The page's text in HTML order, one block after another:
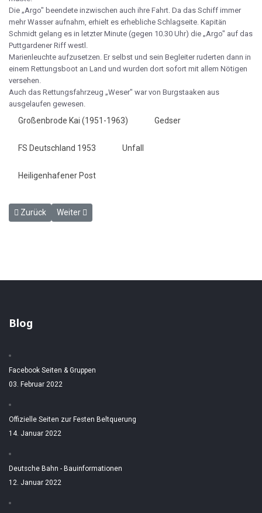
Die „Argo" beendete inzwischen auch ihre Fahrt. Da das Schiff immer
mehr Wasser aufnahm, erhielt es erhebliche Schlagseite. Kapitän
Schmidt gelang es in letzter Minute (gegen 10.30 Uhr) die „Argo" auf das
Puttgardener Riff westl.
Marienleuchte aufzusetzen. Er selbst und sein Begleiter ruderten dann in
einem Rettungsboot an Land und wurden dort sofort mit allem Nötigen
versehen.
Auch das Rettungsfahrzeug „Weser" war von Burgstaaken aus
ausgelaufen gewesen.
Großenbrode Kai (1951-1963) Gedser
FS Deutschland 1953 Unfall
Heiligenhafener Post
Vorheriger Beitrag: Der Lok-Zusammenstoß - HP 14.8.1956
Zurück Nächster Beitrag: Zwei neue Zugführer - HP 9.11.1956
Weiter
Blog
Facebook Seiten & Gruppen
03. Februar 2022
Offizielle Seiten zur Festen Beltquerung
14. Januar 2022
Deutsche Bahn - Bauinformationen
12. Januar 2022